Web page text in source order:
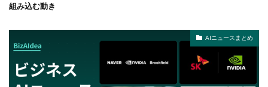
組み込む動き
AIニュースまとめ